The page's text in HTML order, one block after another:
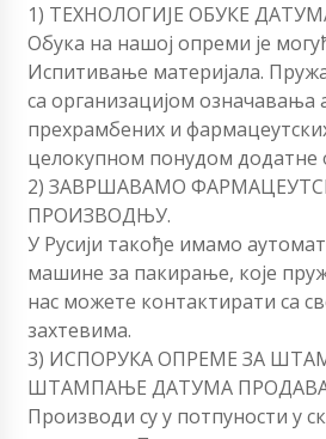
1) ТЕХНОЛОГИЈЕ ОБУКЕ
Обука на нашој опреми је
Испитивање материјала.
са организацијом означавања
прехрамбених и
целокупном понудом додатне
2) ЗАВРШАВАМО
ПРОИЗВОДЊУ.
У Русији такође имамо
машине за пакирање, које
нас можете контактирати са
захтевима.
3) ИСПОРУКА ОПРЕМЕ ЗА
ШТАМПАЊЕ ДАТУМА
Производи су у потпуности у